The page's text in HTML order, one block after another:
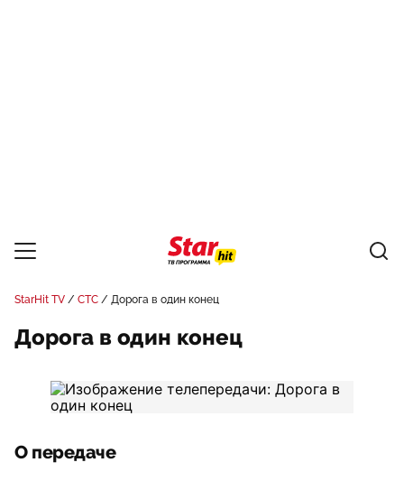
StarHit TV СТС Дорога в один конец
Дорога в один конец
О передаче